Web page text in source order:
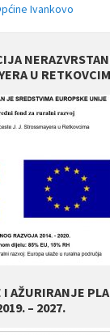
Ivankovo
U
AŽURIRANJE
– 2027.